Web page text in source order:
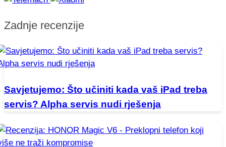
Zadnje recenzije
Savjetujemo: Što učiniti kada vaš iPad treba
servis? Alpha servis nudi rješenja